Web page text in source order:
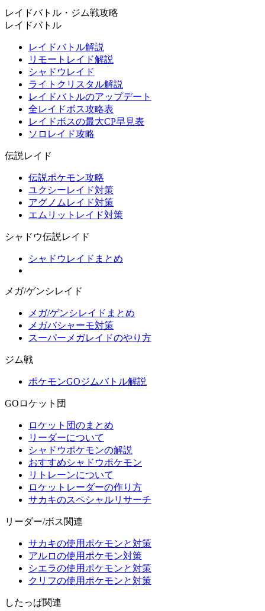
レイドバトル・ジム戦攻略
レイドバトル
レイドバトル解説
リモートレイド解説
シャドウレイド
ライトクリスタル解説
レイドバトルのアップデート
全レイドボス攻略表
レイドボスの最大CP早見表
ソロレイド攻略
伝説レイド
伝説ポケモン攻略
ユクシーレイド対策
アグノムレイド対策
エムリットレイド対策
シャドウ伝説レイド
シャドウレイドまとめ
メガ/ゲンシレイド
メガ/ゲンシレイドまとめ
メガバシャーモ対策
スーパーメガレイドのやり方
ジム戦
ポケモンGOジムバトル解説
GOロケット団
ロケット団のまとめ
リーダーについて
シャドウポケモンの解説
おすすめシャドウポケモン
リトレーンについて
ロケットレーダーの作り方
サカキのスペシャルリサーチ
リーダー/ボス関連
サカキの使用ポケモンと対策
アルロの使用ポケモン対策
シエラの使用ポケモンと対策
クリフの使用ポケモンと対策
したっぱ関連